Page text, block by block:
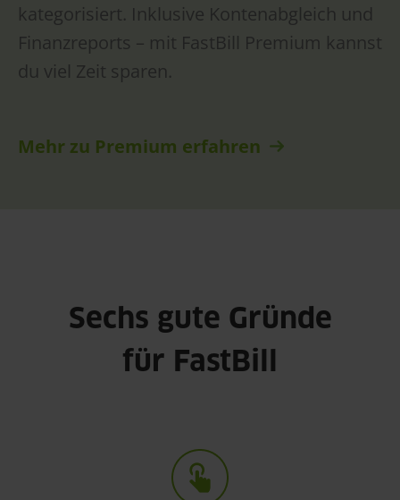
kategorisiert. Inklusive Kontenabgleich und
Finanzreports – mit FastBill Premium kannst
du viel Zeit sparen.
Mehr zu Premium erfahren
Sechs gute Gründe
für FastBill